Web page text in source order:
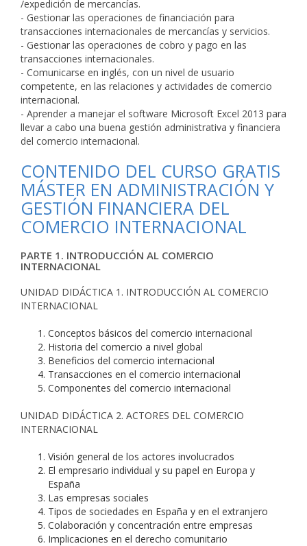
/expedición de mercancías.
- Gestionar las operaciones de financiación para
transacciones internacionales de mercancías y servicios.
- Gestionar las operaciones de cobro y pago en las
transacciones internacionales.
- Comunicarse en inglés, con un nivel de usuario
competente, en las relaciones y actividades de comercio
internacional.
- Aprender a manejar el software Microsoft Excel 2013 para
llevar a cabo una buena gestión administrativa y financiera
del comercio internacional.
CONTENIDO DEL CURSO GRATIS
MÁSTER EN ADMINISTRACIÓN Y
GESTIÓN FINANCIERA DEL
COMERCIO INTERNACIONAL
PARTE 1. INTRODUCCIÓN AL COMERCIO
INTERNACIONAL
UNIDAD DIDÁCTICA 1. INTRODUCCIÓN AL COMERCIO
INTERNACIONAL
Conceptos básicos del comercio internacional
Historia del comercio a nivel global
Beneficios del comercio internacional
Transacciones en el comercio internacional
Componentes del comercio internacional
UNIDAD DIDÁCTICA 2. ACTORES DEL COMERCIO
INTERNACIONAL
Visión general de los actores involucrados
El empresario individual y su papel en Europa y
España
Las empresas sociales
Tipos de sociedades en España y en el extranjero
Colaboración y concentración entre empresas
Implicaciones en el derecho comunitario